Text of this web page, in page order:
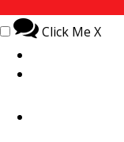
Click Me X